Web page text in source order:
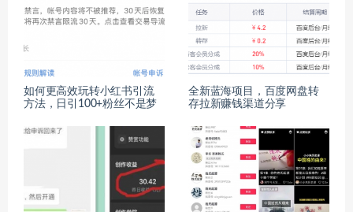
如何更高效玩转小红书引流
方法，日引100+粉丝不是梦
全新蓝海项目，百度网盘转
存拉新赚钱渠道分享